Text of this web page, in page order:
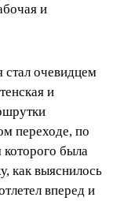
и
очевидцем
и
переходе, по
которого была
как выяснилось
вперед и